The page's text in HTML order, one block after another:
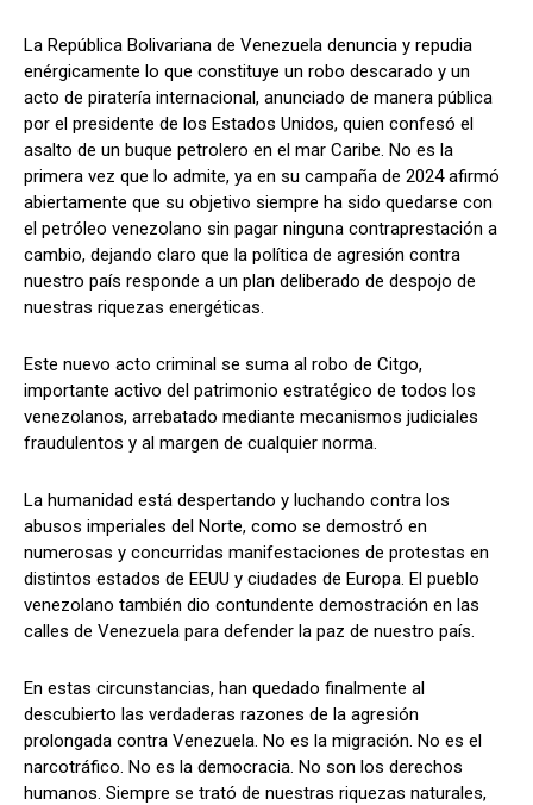
La República Bolivariana de Venezuela denuncia y repudia
enérgicamente lo que constituye un robo descarado y un
acto de piratería internacional, anunciado de manera pública
por el presidente de los Estados Unidos, quien confesó el
asalto de un buque petrolero en el mar Caribe. No es la
primera vez que lo admite, ya en su campaña de 2024 afirmó
abiertamente que su objetivo siempre ha sido quedarse con
el petróleo venezolano sin pagar ninguna contraprestación a
cambio, dejando claro que la política de agresión contra
nuestro país responde a un plan deliberado de despojo de
nuestras riquezas energéticas.
Este nuevo acto criminal se suma al robo de Citgo,
importante activo del patrimonio estratégico de todos los
venezolanos, arrebatado mediante mecanismos judiciales
fraudulentos y al margen de cualquier norma.
La humanidad está despertando y luchando contra los
abusos imperiales del Norte, como se demostró en
numerosas y concurridas manifestaciones de protestas en
distintos estados de EEUU y ciudades de Europa. El pueblo
venezolano también dio contundente demostración en las
calles de Venezuela para defender la paz de nuestro país.
En estas circunstancias, han quedado finalmente al
descubierto las verdaderas razones de la agresión
prolongada contra Venezuela. No es la migración. No es el
narcotráfico. No es la democracia. No son los derechos
humanos. Siempre se trató de nuestras riquezas naturales,